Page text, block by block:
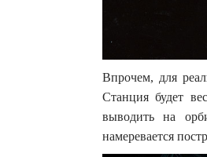
Впрочем, для
Станция будет
выводить на
намеревается